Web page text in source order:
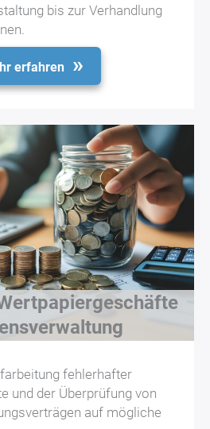
bis zur Verhandlung
erfahren
fehlerhafter
und der Überprüfung von
auf mögliche